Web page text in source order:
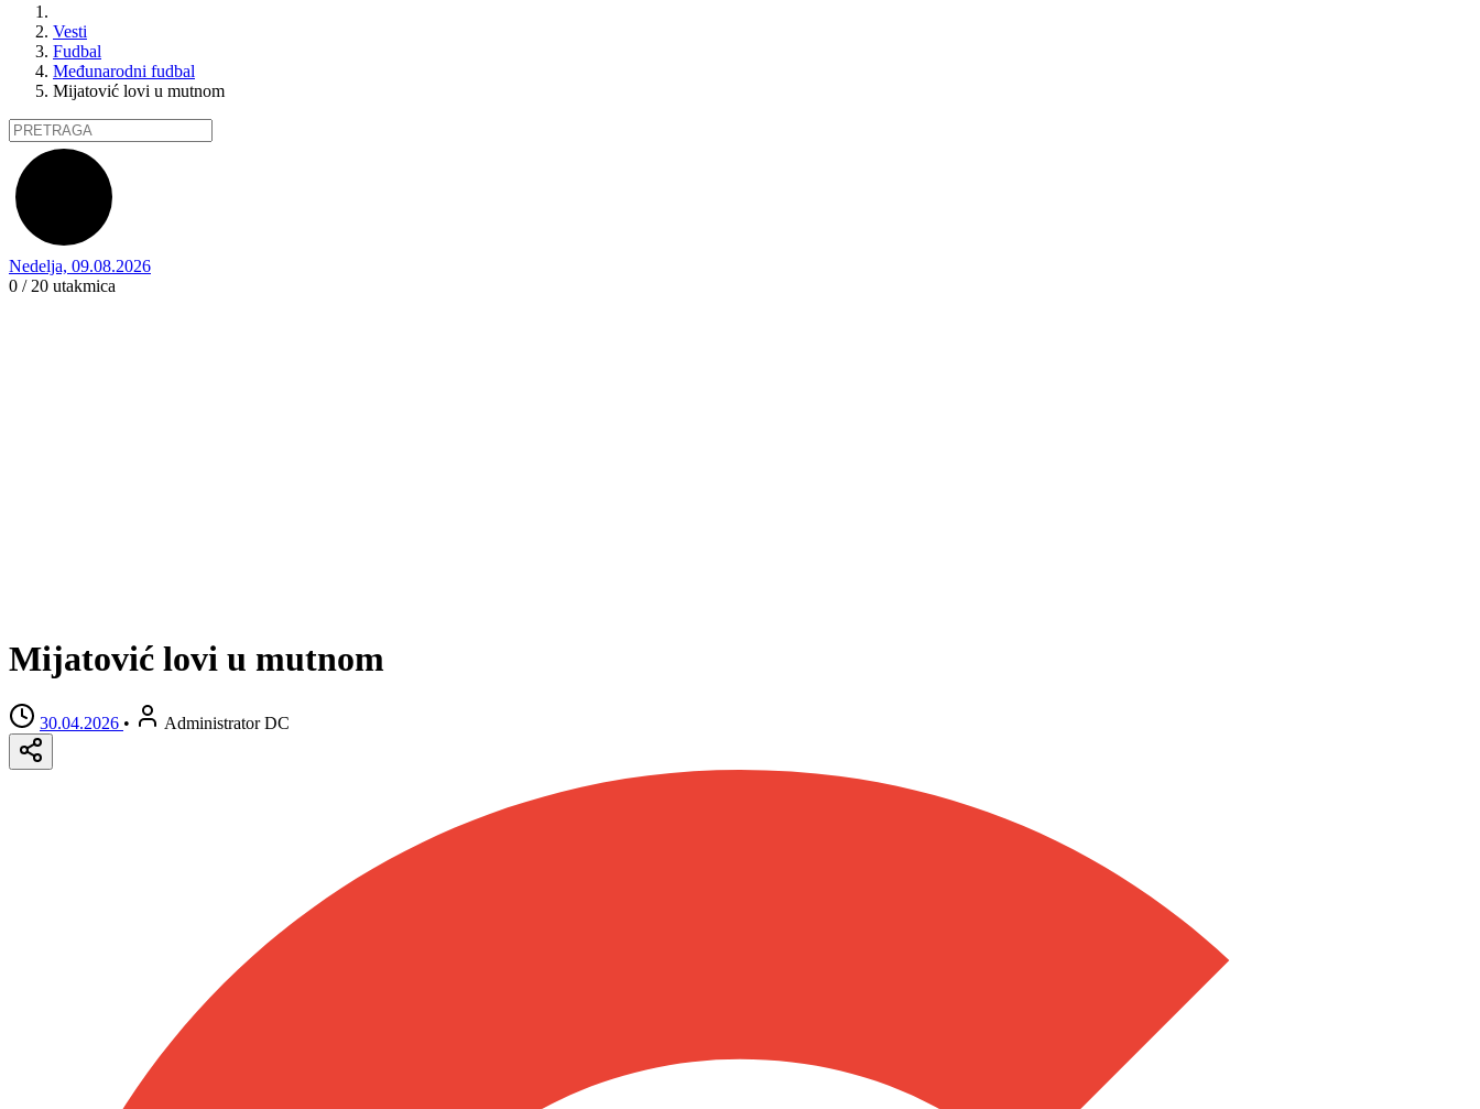
Vesti
Fudbal
Međunarodni fudbal
Mijatović lovi u mutnom
Nedelja, 09.08.2026
0 / 20 utakmica
Mijatović lovi u mutnom
30.04.2026 • Administrator DC